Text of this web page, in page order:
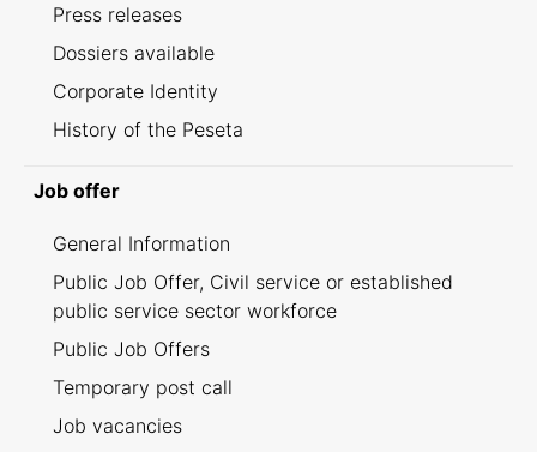
Press releases
Dossiers available
Corporate Identity
History of the Peseta
Job offer
General Information
Public Job Offer, Civil service or established
public service sector workforce
Public Job Offers
Temporary post call
Job vacancies